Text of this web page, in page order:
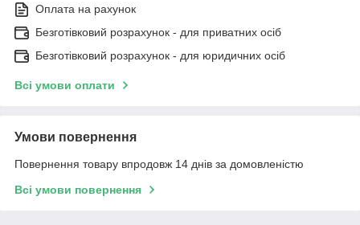
Оплата на рахунок
Безготівковий розрахунок - для приватних осіб
Безготівковий розрахунок - для юридичних осіб
Всі умови оплати
Умови повернення
Повернення товару впродовж 14 днів за домовленістю
Всі умови повернення